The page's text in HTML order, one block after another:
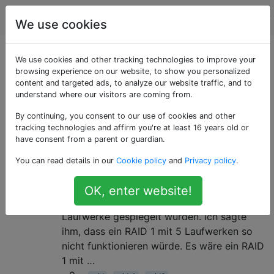
Computerbenutzer
Als «raid6» getaggte
Fragen
4
Kann RAID 1 mehr als zwei
Laufwerke haben?
Kürzlich hatte ich ein Gespräch mit einem
RAID 1 mit fünf Laufwerken einrichten
könnten und dass die Daten über alle diese
Laufwerke gespiegelt würden. Ich sagte
ihm, dass ein RAID 1 mit 5 Laufwerken so
nicht funktionieren würde. Es wäre ein RAID
1 mit …
We use cookies
We use cookies and other tracking technologies to improve your
browsing experience on our website, to show you personalized
content and targeted ads, to analyze our website traffic, and to
understand where our visitors are coming from.
By continuing, you consent to our use of cookies and other
tracking technologies and affirm you're at least 16 years old or
have consent from a parent or guardian.
You can read details in our Cookie policy and Privacy policy.
OK, enter website!